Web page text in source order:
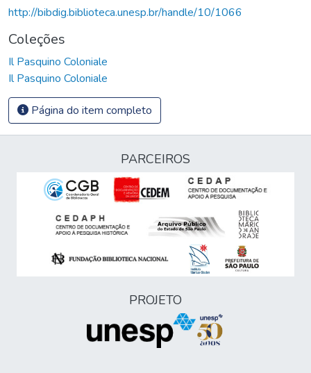
http://bibdig.biblioteca.unesp.br/handle/10/1066
Coleções
Il Pasquino Coloniale
Il Pasquino Coloniale
Página do item completo
PARCEIROS
PROJETO